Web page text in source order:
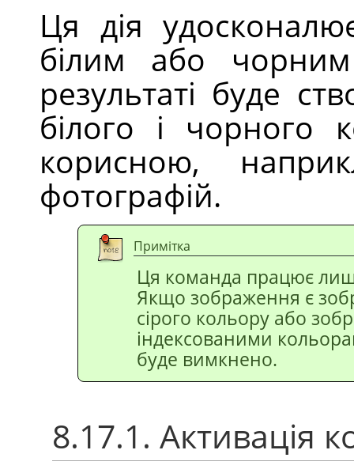
Ця дія
білим або
результаті буде
білого і чорного
корисною,
фотографій.
Примітка
Ця команда працює
Якщо зображення є
сірого кольору або
індексованими
буде вимкнено.
8.17.1. Активація